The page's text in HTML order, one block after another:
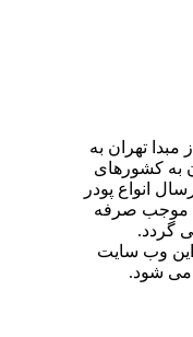
تهران به
به کشورهای
انواع پودر
موجب صرفه
گردد.
این وب سایت
می شود.